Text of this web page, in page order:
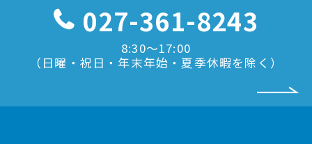
027-361-8243
8:30〜17:00
（日曜・祝日・年末年始・夏季休暇を除く）